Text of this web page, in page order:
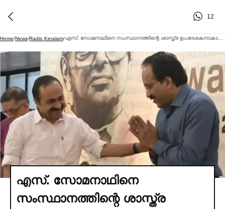
12
Home/News/Radio Keralam/
എസ്. സോമനാഥിനെ
സംസ്ഥാനത്തിന്റെ ശാസ്ത്ര